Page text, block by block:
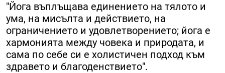
"Йога въплъщава единението на тялото и
ума, на мисълта и действието, на
ограничението и удовлетворението; йога е
хармонията между човека и природата, и
сама по себе си е холистичен подход към
здравето и благоденствието".